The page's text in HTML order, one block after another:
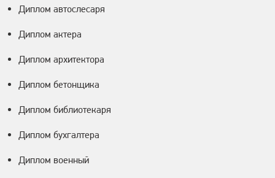
Диплом автослесаря
Диплом актера
Диплом архитектора
Диплом бетонщика
Диплом библиотекаря
Диплом бухгалтера
Диплом военный